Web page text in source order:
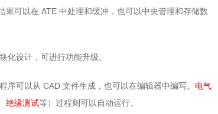
果可以在 ATE中处理和缓冲，也可以中央管理和存储数
化设计，可进行功能升级。
序可以从CAD文件生成，也可以在编辑器中编写。 电气
、绝缘测试等）过程则可以自动运行。